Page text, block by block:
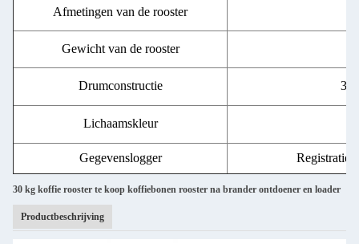
Afmetingen van de rooster
Gewicht van de rooster
Drumconstructie
Lichaamskleur
Gegevenslogger Registratie
30 kg koffie rooster te koop koffiebonen rooster na brander ontdoener en loader
Productbeschrijving